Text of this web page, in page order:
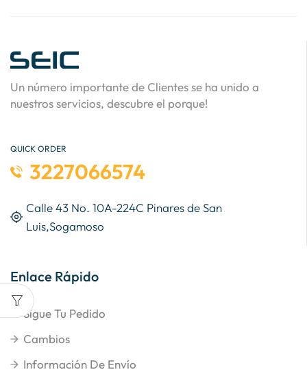
Un número importante de Clientes se ha unido a
nuestros servicios, descubre el porque!
QUICK ORDER
3227066574
Calle 43 No. 10A-224C Pinares de San
Luis,Sogamoso
Enlace Rápido
Sigue Tu Pedido
Cambios
Información De Envío